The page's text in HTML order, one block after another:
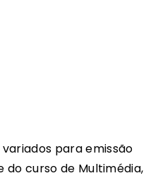
para emissão
do curso de Multimédia,